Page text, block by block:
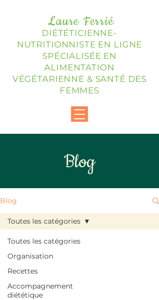
DIÉTÉTICIENNE-
NUTRITIONNISTE EN LIGNE
SPÉCIALISÉE EN
ALIMENTATION
VÉGÉTARIENNE & SANTÉ DES
FEMMES
Laure Ferrié
Blog
Blog
Toutes les catégories
Organisation
Recettes
Accompagnement
diététique
Toutes les catégories